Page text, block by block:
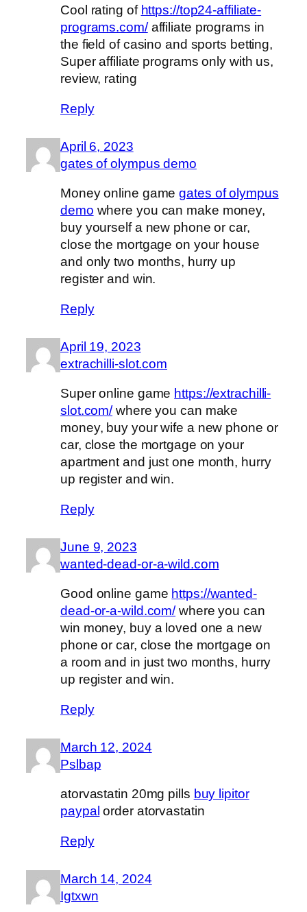
Cool rating of https://top24-affiliate-
programs.com/affiliate programs in
the field of casino and sports betting,
Super affiliate programs only with us,
review, rating
Reply
April 6, 2023
gates of olympus demo
Money online gamegates of olympus
demo where you can make money,
buy yourself a new phone or car,
close the mortgage on your house
and only two months, hurry up
register and win.
Reply
April 19, 2023
extrachilli-slot.com
Super online game https://extrachilli-
slot.com/where you can make
money, buy your wife a new phone or
car, close the mortgage on your
apartment and just one month, hurry
up register and win.
Reply
June 9, 2023
wanted-dead-or-a-wild.com
Good online game https://wanted-
dead-or-a-wild.com/where you can
win money, buy a loved one a new
phone or car, close the mortgage on
a room and in just two months, hurry
up register and win.
Reply
March 12, 2024
Pslbap
atorvastatin 20mg pills buy lipitor
paypal order atorvastatin
Reply
March 14, 2024
Igtxwn